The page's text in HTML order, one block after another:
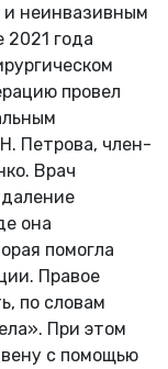
и неинвазивным
2021 года
провел
Петрова, член-
Врач
она
помогла
Правое
по словам
При этом
с помощью